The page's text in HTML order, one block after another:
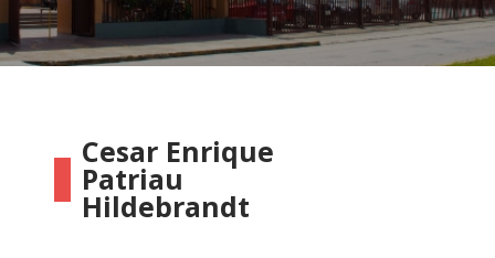
Cesar Enrique
Patriau
Hildebrandt